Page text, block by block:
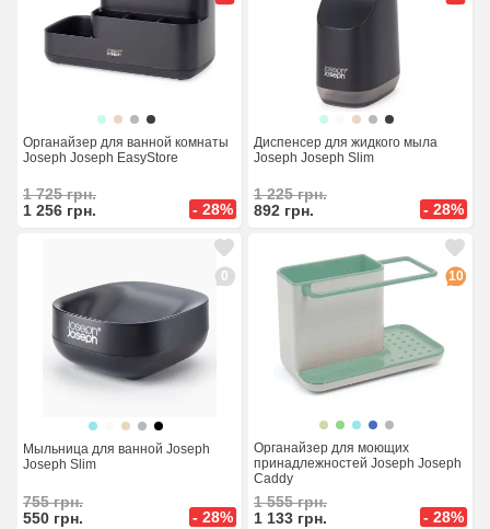
Органайзер для ванной комнаты
Joseph Joseph EasyStore
1 725грн.
1 256 грн. - 28%
Диспенсер для жидкого мыла
Joseph Joseph Slim
1 225грн.
892 грн. - 28%
0
Мыльница для ванной Joseph
Joseph Slim
755грн.
550 грн. - 28%
10
Органайзер для моющих
принадлежностей Joseph Joseph
Caddy
1 555грн.
1 133 грн. - 28%